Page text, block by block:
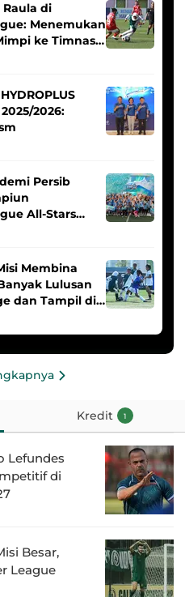
di
Menemukan
ke Timnas
2026:
Persib
All-Stars
Membina
Lulusan
dan Tampil di
Kredit 1
Lefundes
di
Besar,
League